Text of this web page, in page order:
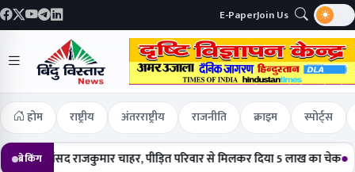
E-PaperJoin Us
होम राष्ट्रीय अंतरराष्ट्रीय राजनीति क्राइम स्पोर्ट्स
ब्रेकिंगराजकुमार चाहर, पीड़ित परिवार से मिलकर दिया 5 लाख का चेक